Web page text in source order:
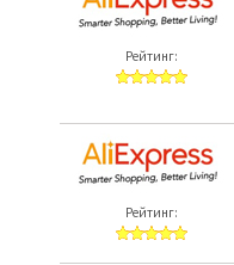
Рейтинг:
Рейтинг: